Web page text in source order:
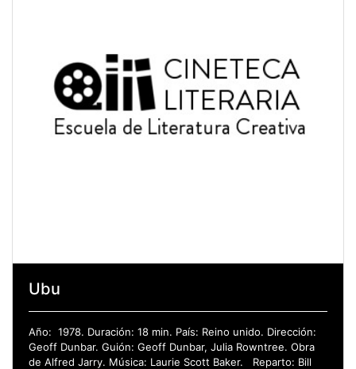
Ubu
Año: 1978. Duración: 18 min. País: Reino unido. Dirección:
Geoff Dunbar. Guión: Geoff Dunbar, Julia Rowntree. Obra
de Alfred Jarry. Música: Laurie Scott Baker. Reparto: Bill